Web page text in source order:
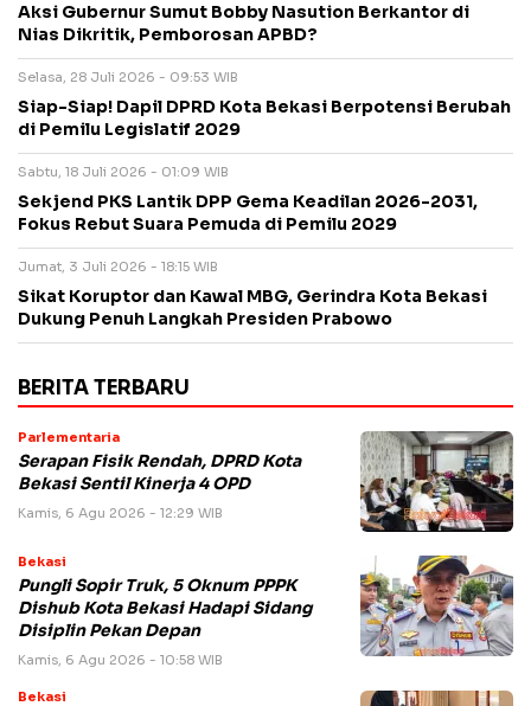
Aksi Gubernur Sumut Bobby Nasution Berkantor di
Nias Dikritik, Pemborosan APBD?
Selasa, 28 Juli 2026 - 09:53 WIB
Siap-Siap! Dapil DPRD Kota Bekasi Berpotensi Berubah
di Pemilu Legislatif 2029
Sabtu, 18 Juli 2026 - 01:09 WIB
Sekjend PKS Lantik DPP Gema Keadilan 2026-2031,
Fokus Rebut Suara Pemuda di Pemilu 2029
Jumat, 3 Juli 2026 - 18:15 WIB
Sikat Koruptor dan Kawal MBG, Gerindra Kota Bekasi
Dukung Penuh Langkah Presiden Prabowo
BERITA TERBARU
Parlementaria
Serapan Fisik Rendah, DPRD Kota
Bekasi Sentil Kinerja 4 OPD
Kamis, 6 Agu 2026 - 12:29 WIB
Bekasi
Pungli Sopir Truk, 5 Oknum PPPK
Dishub Kota Bekasi Hadapi Sidang
Disiplin Pekan Depan
Kamis, 6 Agu 2026 - 10:58 WIB
Bekasi